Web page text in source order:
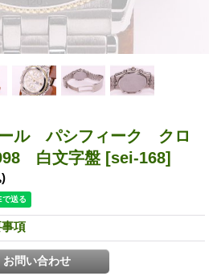
ル パシフィーク クロ
白文字盤 [sei-168]
項